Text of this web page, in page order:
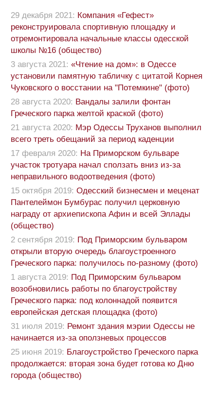
29 декабря 2021: Компания «Гефест»
реконструировала спортивную площадку и
отремонтировала начальные классы одесской
школы №16 (общество)
3 августа 2021: «Чтение на дом»: в Одессе
установили памятную табличку с цитатой Корнея
Чуковского о восстании на "Потемкине" (фото)
28 августа 2020: Вандалы залили фонтан
Греческого парка желтой краской (фото)
21 августа 2020: Мэр Одессы Труханов выполнил
всего треть обещаний за период каденции
17 февраля 2020: На Приморском бульваре
участок тротуара начал сползать вниз из-за
неправильного водоотведения (фото)
15 октября 2019: Одесский бизнесмен и меценат
Пантелеймон Бумбурас получил церковную
награду от архиепископа Афин и всей Эллады
(общество)
2 сентября 2019: Под Приморским бульваром
открыли вторую очередь благоустроенного
Греческого парка: получилось по-разному (фото)
1 августа 2019: Под Приморским бульваром
возобновились работы по благоустройству
Греческого парка: под колоннадой появится
европейская детская площадка (фото)
31 июля 2019: Ремонт здания мэрии Одессы не
начинается из-за оползневых процессов
25 июня 2019: Благоустройство Греческого парка
продолжается: вторая зона будет готова ко Дню
города (общество)